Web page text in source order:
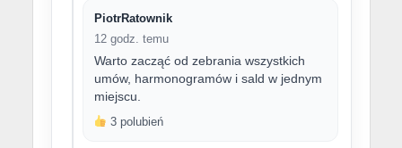
PiotrRatownik
12 godz. temu
Warto zacząć od zebrania wszystkich
umów, harmonogramów i sald w jednym
miejscu.
3 polubień